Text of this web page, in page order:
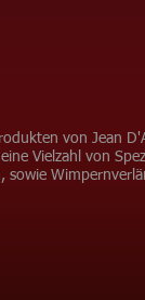
von Jean
Vielzahl von